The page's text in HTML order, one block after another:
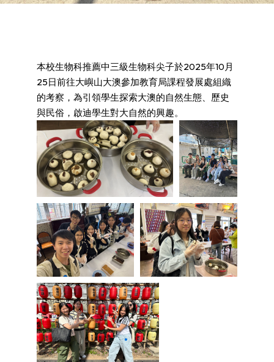
本校生物科推薦中三級生物科尖子於2025年10月
25日前往大嶼山大澳參加教育局課程發展處組織
的考察，為引領學生探索大澳的自然生態、歷史
與民俗，啟迪學生對大自然的興趣。